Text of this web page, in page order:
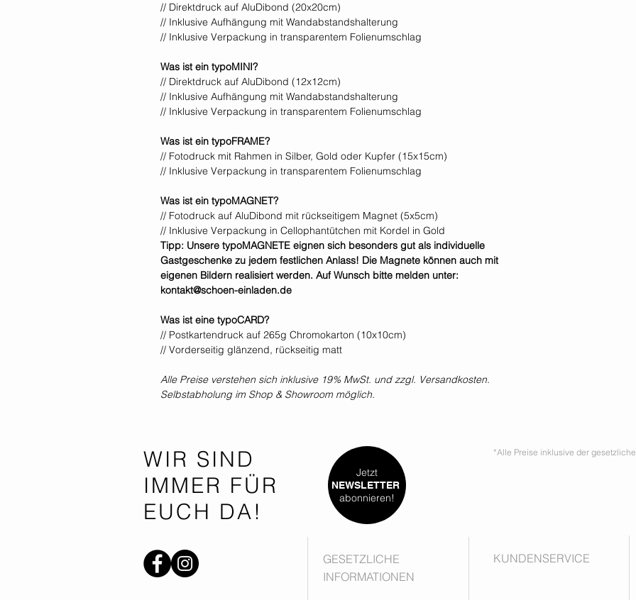
// Direktdruck auf AluDibond (20x20cm)
// Inklusive Aufhängung mit Wandabstandshalterung
// Inklusive Verpackung in transparentem Folienumschlag
Was ist ein typoMINI?
// Direktdruck auf AluDibond (12x12cm)
// Inklusive Aufhängung mit Wandabstandshalterung
// Inklusive Verpackung in transparentem Folienumschlag
Was ist ein typoFRAME?
// Fotodruck mit Rahmen in Silber, Gold oder Kupfer (15x15cm)
// Inklusive Verpackung in transparentem Folienumschlag
Was ist ein typoMAGNET?
// Fotodruck auf AluDibond mit rückseitigem Magnet (5x5cm)
// Inklusive Verpackung in Cellophantütchen mit Kordel in Gold
Tipp: Unsere typoMAGNETE eignen sich besonders gut als individuelle
Gastgeschenke zu jedem festlichen Anlass! Die Magnete können auch mit
eigenen Bildern realisiert werden. Auf Wunsch bitte melden unter:
kontakt@schoen-einladen.de
Was ist eine typoCARD?
// Postkartendruck auf 265g Chromokarton (10x10cm)
// Vorderseitig glänzend, rückseitig matt
Alle Preise verstehen sich inklusive 19% MwSt. und zzgl. Versandkosten.
Selbstabholung im Shop & Showroom möglich.
WIR SIND
IMMER FÜR
EUCH DA!
Jetzt
NEWSLETTER
abonnieren!
*Alle Preise inklusive der
GESETZLICHE
INFORMATIONEN
KUNDENSERVICE